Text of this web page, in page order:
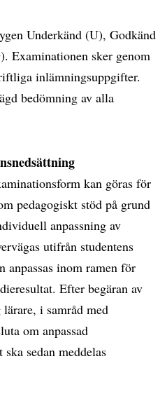
Underkänd (U), Godkänd
Examinationen sker genom
inlämningsuppgifter.
bedömning av alla
kan göras för
pedagogiskt stöd på grund
anpassning av
utifrån studentens
anpassas inom ramen för
Efter begäran av
i samråd med
om anpassad
sedan meddelas